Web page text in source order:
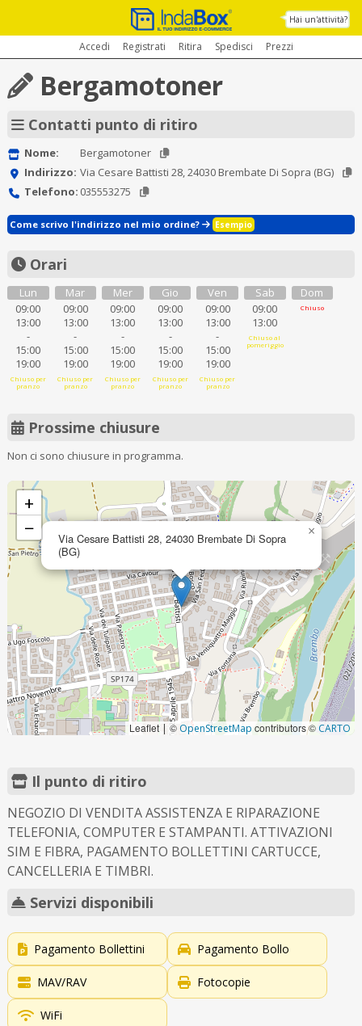
Hai un'attività?
Accedi Registrati Ritira Spedisci Prezzi
Bergamotoner
Contatti punto di ritiro
Nome:
Bergamotoner
Indirizzo: Via Cesare Battisti 28, 24030 Brembate Di Sopra (BG)
Telefono: 035553275
Come scrivo l'indirizzo nel mio ordine? Esempio
Orari
Lun
09:00
13:00
-
15:00
19:00
Chiuso per
pranzo
Mar
09:00
13:00
-
15:00
19:00
Chiuso per
pranzo
Mer
09:00
13:00
-
15:00
19:00
Chiuso per
pranzo
Gio
09:00
13:00
-
15:00
19:00
Chiuso per
pranzo
Ven
09:00
13:00
-
15:00
19:00
Chiuso per
pranzo
Sab
09:00
13:00
Chiuso al
pomeriggio
Dom
Chiuso
Prossime chiusure
Non ci sono chiusure in programma.
Via Cesare Battisti 28, 24030 Brembate Di Sopra
(BG)
×
+
−
Leaflet | ©OpenStreetMap contributors © CARTO
Il punto di ritiro
NEGOZIO DI VENDITA ASSISTENZA E RIPARAZIONE
TELEFONIA, COMPUTER E STAMPANTI. ATTIVAZIONI
SIM E FIBRA, PAGAMENTO BOLLETTINI CARTUCCE,
CANCELLERIA E TIMBRI.
Servizi disponibili
Pagamento Bollettini Pagamento Bollo
MAV/RAV Fotocopie
WiFi